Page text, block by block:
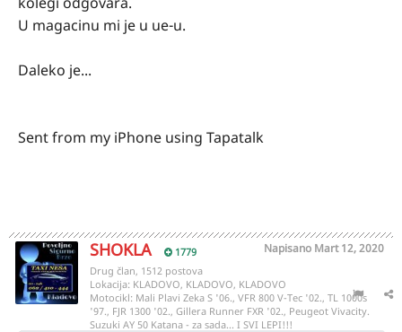
U magacinu mi je u ue-u.
Daleko je...
Sent from my iPhone using Tapatalk
SHOKLA 1779 Napisano Mart 12, 2020
Drug član, 1512 postova
Lokacija: KLADOVO, KLADOVO, KLADOVO
Motocikl: Mali Plavi Zeka S '06., VFR 800 V-Tec '02., TL 1000s
'97., FJR 1300 '02., Gillera Runner FXR '02., Peugeot Vivacity.
Suzuki AY 50 Katana - za sada... I SVI LEPI!!!